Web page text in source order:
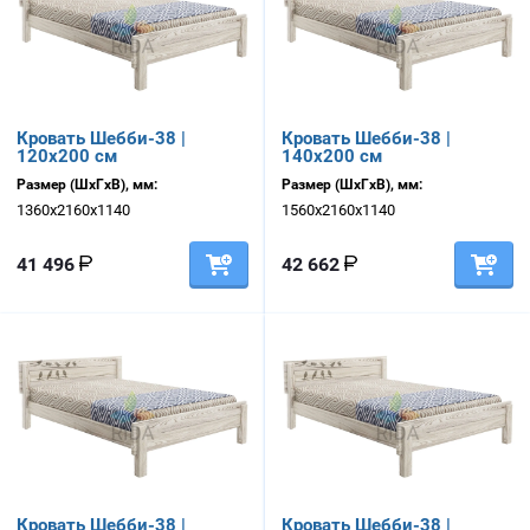
Кровать Шебби-38 |
120х200 см
Размер (ШхГхВ), мм:
1360х2160х1140
41 496
Кровать Шебби-38 |
140х200 см
Размер (ШхГхВ), мм:
1560х2160х1140
42 662